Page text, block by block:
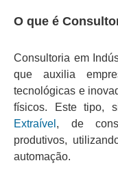
O que é
Consultoria em
que auxilia
tecnológicas e
físicos. Este
Extraível , de
produtivos,
automação.